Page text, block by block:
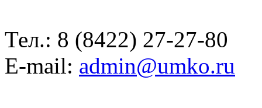
Тел.: 8 (8422) 27-27-80
E-mail: admin@umko.ru